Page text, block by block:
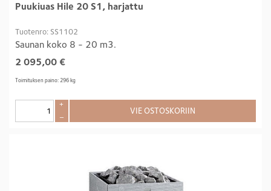
Puukiuas Hile 20 S1, harjattu
Tuotenro: SS1102
Saunan koko 8 - 20 m3.
2 095,00 €
Toimituksen paino: 296 kg
+
–
VIE OSTOSKORIIN